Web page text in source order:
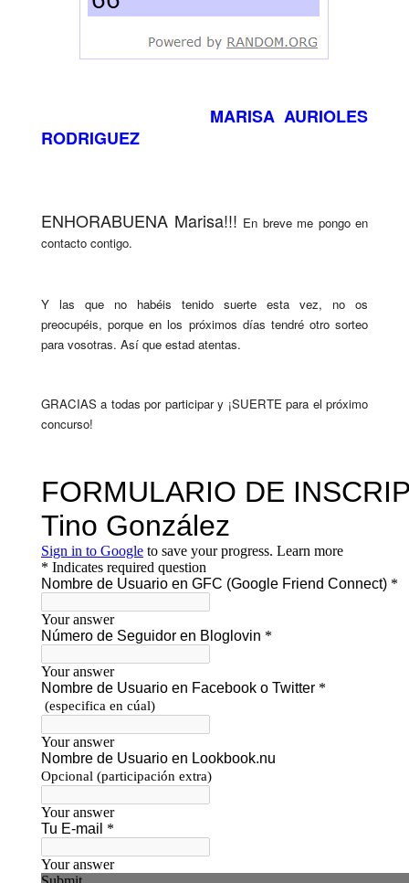
MARISA AURIOLES
RODRIGUEZ
ENHORABUENA Marisa!!! En breve me pongo en
contacto contigo.
Y las que no habéis tenido suerte esta vez, no os
preocupéis, porque en los próximos días tendré otro sorteo
para vosotras. Así que estad atentas.
GRACIAS a todas por participar y ¡SUERTE para el próximo
concurso!